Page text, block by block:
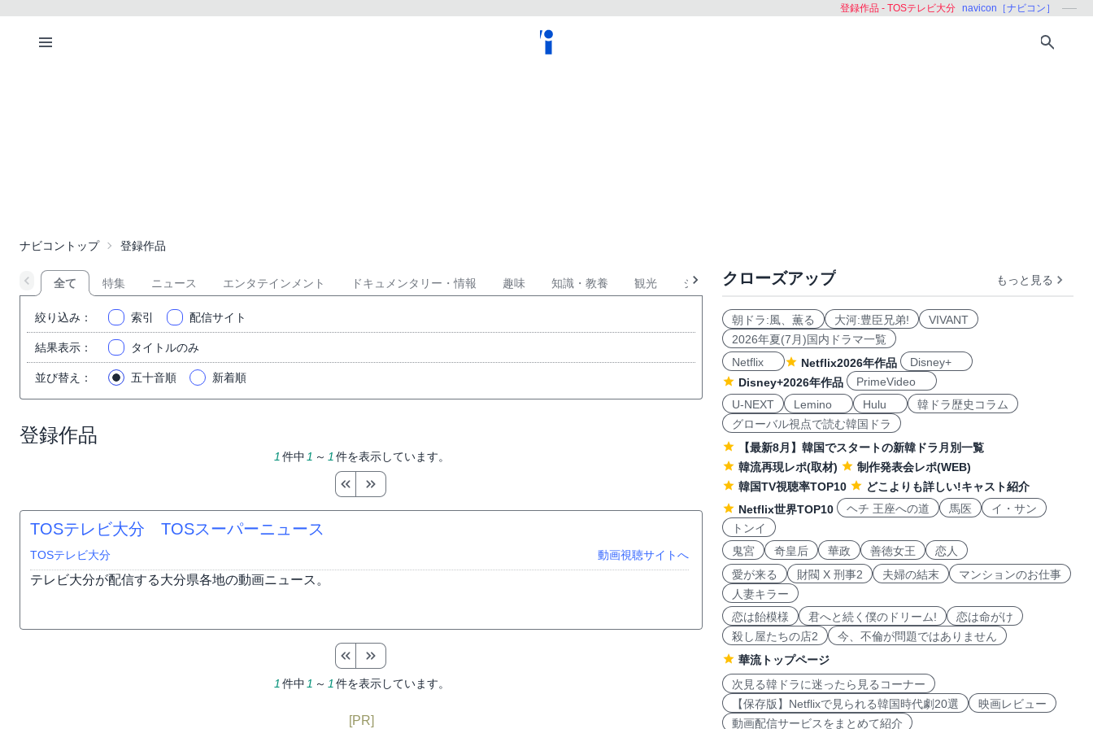
登録作品 - TOSテレビ大分 navicon［ナビコン］
ナビコントップ 登録作品
全て 特集 ニュース エンタテインメント ドキュメンタリー・情報 趣味 知識・教養 観光 ショッピング 学ぶ
絞り込み ： 索引 配信サイト
結果表示 ： タイトルのみ
並び替え ： 五十音順 新着順
登録作品
1 件中 1 ～ 1 件を表示しています。
TOSテレビ大分 TOSスーパーニュース
TOSテレビ大分 動画視聴サイトへ
テレビ大分が配信する大分県各地の動画ニュース。
1 件中 1 ～ 1 件を表示しています。
[PR]
クローズアップ もっと見る
朝ドラ:風、薫る 大河:豊臣兄弟!
VIVANT
2026年夏(7月)国内ドラマ一覧
Netflix
Netflix2026年作品
Disney+
Disney+2026年作品
PrimeVideo
U-NEXT
Lemino Hulu
韓ドラ歴史コラム
グローバル視点で読む韓国ドラ
【最新8月】韓国でスタートの新韓ドラ月別一覧
韓流再現レポ(取材)
制作発表会レポ(WEB)
韓国TV視聴率TOP10
どこよりも詳しい!キャスト紹介
Netflix世界TOP10
ヘチ 王座への道 馬医
イ・サン
トンイ
鬼宮
奇皇后 華政 善徳女王
恋人
愛が来る
財閥 X 刑事2 夫婦の結末
マンションのお仕事
人妻キラー
恋は飴模様
君へと続く僕のドリーム!
恋は命がけ
殺し屋たちの店2
今、不倫が問題ではありません
華流トップページ
次見る韓ドラに迷ったら見るコーナー
【保存版】Netflixで見られる韓国時代劇20選
映画レビュー
動画配信サービスをまとめて紹介